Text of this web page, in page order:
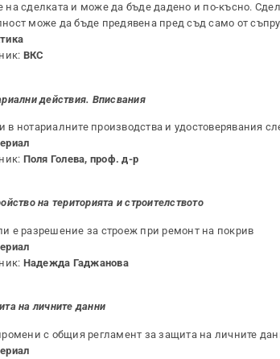
на сделката и може да бъде дадено и по-късно.
може да бъде предявена пред съд само от
ВКС
действия. Вписвания
в нотариалните производства и удостоверявания
Поля Голева, проф. д-р
на територията и строителството
е разрешение за строеж при ремонт на покрив
Надежда Гаджанова
на личните данни
с общия регламент за защита на личните